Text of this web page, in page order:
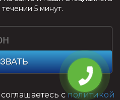
5 минут.
сполитикой